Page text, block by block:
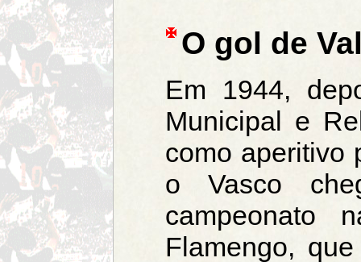
O gol de
Em 1944,
Municipal e
como aperitivo
o Vasco
campeonato
Flamengo,